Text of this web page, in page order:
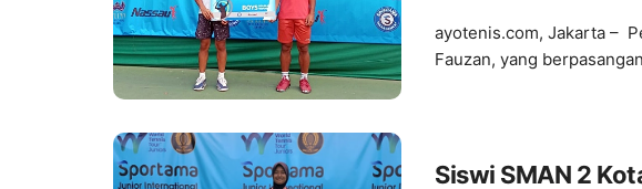
ayotenis.com, Jakarta –
Fauzan, yang
Siswi SMAN 2